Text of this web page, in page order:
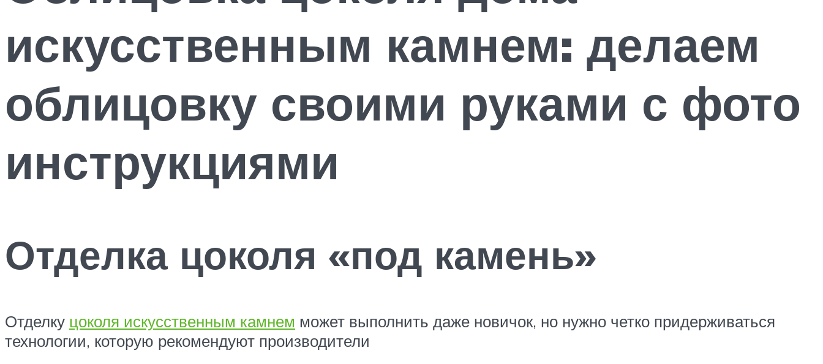
искусственным камнем: делаем
облицовку своими руками с фото
инструкциями
Отделка цоколя «под камень»
Отделку цоколя искусственным камнем может выполнить даже новичок, но нужно четко придерживаться
технологии, которую рекомендуют производители